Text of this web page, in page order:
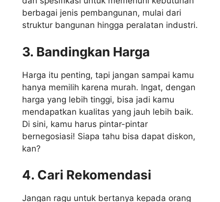
berbagai jenis pembangunan, mulai dari
struktur bangunan hingga peralatan industri.
3. Bandingkan Harga
Harga itu penting, tapi jangan sampai kamu
hanya memilih karena murah. Ingat, dengan
harga yang lebih tinggi, bisa jadi kamu
mendapatkan kualitas yang jauh lebih baik.
Di sini, kamu harus pintar-pintar
bernegosiasi! Siapa tahu bisa dapat diskon,
kan?
4. Cari Rekomendasi
Jangan ragu untuk bertanya kepada orang